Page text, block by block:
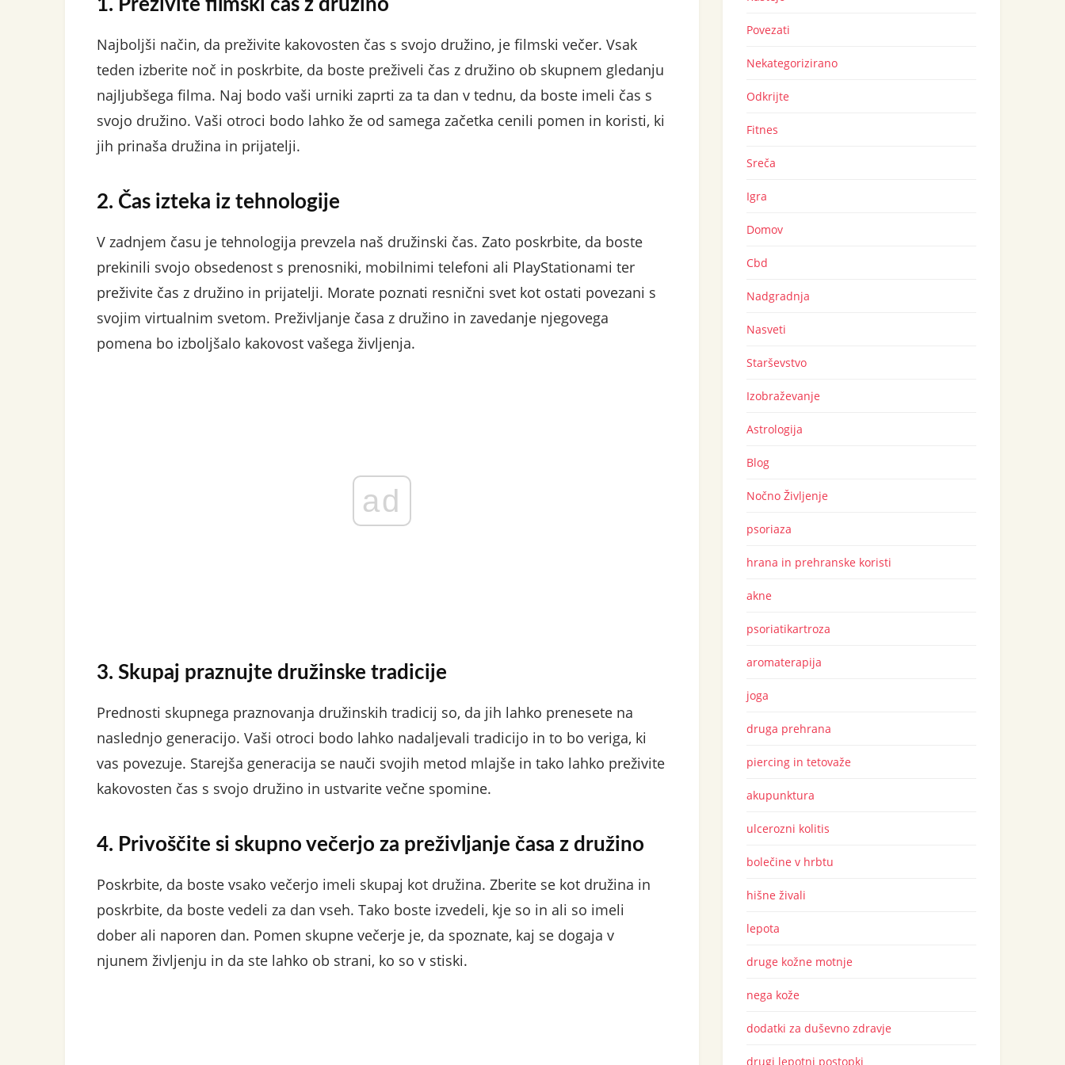
1. Preživite filmski čas z družino
Najboljši način, da preživite kakovosten čas s svojo družino, je filmski večer. Vsak
teden izberite noč in poskrbite, da boste preživeli čas z družino ob skupnem gledanju
najljubšega filma. Naj bodo vaši urniki zaprti za ta dan v tednu, da boste imeli čas s
svojo družino. Vaši otroci bodo lahko že od samega začetka cenili pomen in koristi, ki
jih prinaša družina in prijatelji.
2. Čas izteka iz tehnologije
V zadnjem času je tehnologija prevzela naš družinski čas. Zato poskrbite, da boste
prekinili svojo obsedenost s prenosniki, mobilnimi telefoni ali PlayStationami ter
preživite čas z družino in prijatelji. Morate poznati resnični svet kot ostati povezani s
svojim virtualnim svetom. Preživljanje časa z družino in zavedanje njegovega
pomena bo izboljšalo kakovost vašega življenja.
ad
3. Skupaj praznujte družinske tradicije
Prednosti skupnega praznovanja družinskih tradicij so, da jih lahko prenesete na
naslednjo generacijo. Vaši otroci bodo lahko nadaljevali tradicijo in to bo veriga, ki
vas povezuje. Starejša generacija se nauči svojih metod mlajše in tako lahko preživite
kakovosten čas s svojo družino in ustvarite večne spomine.
4. Privoščite si skupno večerjo za preživljanje časa z družino
Poskrbite, da boste vsako večerjo imeli skupaj kot družina. Zberite se kot družina in
poskrbite, da boste vedeli za dan vseh. Tako boste izvedeli, kje so in ali so imeli
dober ali naporen dan. Pomen skupne večerje je, da spoznate, kaj se dogaja v
njunem življenju in da ste lahko ob strani, ko so v stiski.
Povezati
Nekategorizirano
Odkrijte
Fitnes
Sreča
Igra
Domov
Cbd
Nadgradnja
Nasveti
Starševstvo
Izobraževanje
Astrologija
Blog
Nočno Življenje
psoriaza
hrana in prehranske koristi
akne
psoriatikartroza
aromaterapija
joga
druga prehrana
piercing in tetovaže
akupunktura
ulcerozni kolitis
bolečine v hrbtu
hišne živali
lepota
druge kožne motnje
nega kože
dodatki za duševno zdravje
drugi lepotni postopki